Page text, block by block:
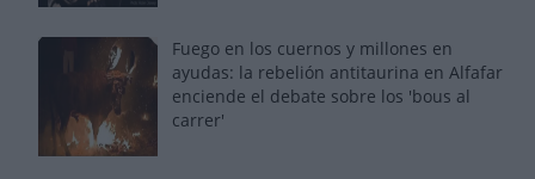
Fuego en los cuernos y millones en
ayudas: la rebelión antitaurina en Alfafar
enciende el debate sobre los 'bous al
carrer'